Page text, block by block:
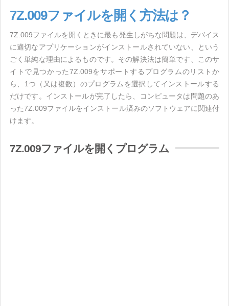
7Z.009ファイルを開く方法は？
7Z.009ファイルを開くときに最も発生しがちな問題は、デバイス
に適切なアプリケーションがインストールされていない、という
ごく単純な理由によるものです。その解決法は簡単です、このサ
イトで見つかった7Z.009をサポートするプログラムのリストか
ら、1つ（又は複数）のプログラムを選択してインストールする
だけです。インストールが完了したら、コンピュータは問題のあ
った7Z.009ファイルをインストール済みのソフトウェアに関連付
けます。
7Z.009ファイルを開くプログラム